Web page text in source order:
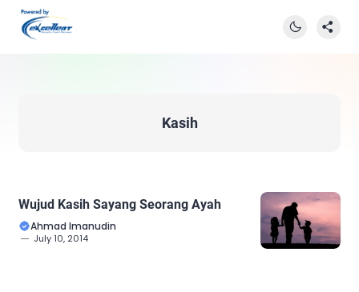
Kasih
Wujud Kasih Sayang Seorang Ayah
Ahmad Imanudin
July 10, 2014